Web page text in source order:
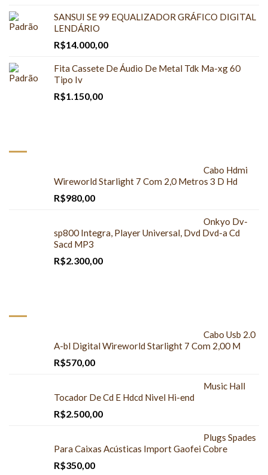
SANSUI SE 99 EQUALIZADOR GRÁFICO DIGITAL
LENDÁRIO
R$14.000,00
Fita Cassete De Áudio De Metal Tdk Ma-xg 60
Tipo Iv
R$1.150,00
Cabo Hdmi
Wireworld Starlight 7 Com 2,0 Metros 3 D Hd
R$980,00
Onkyo Dv-
sp800 Integra, Player Universal, Dvd Dvd-a Cd
Sacd MP3
R$2.300,00
Cabo Usb 2.0
A-bl Digital Wireworld Starlight 7 Com 2,00 M
R$570,00
Music Hall
Tocador De Cd E Hdcd Nivel Hi-end
R$2.500,00
Plugs Spades
Para Caixas Acústicas Import Gaofei Cobre
R$350,00